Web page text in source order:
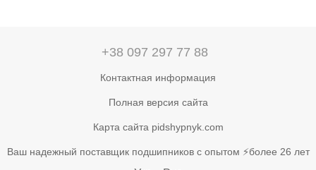
+38 097 297 77 88
Контактная информация
Полная версия сайта
Карта сайта pidshypnyk.com
Ваш надежный поставщик подшипников с опытом ⚡более 26 лет